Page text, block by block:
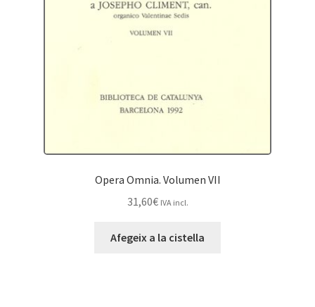
Opera Omnia. Volumen VII
31,60€ IVA incl.
Afegeix a la cistella